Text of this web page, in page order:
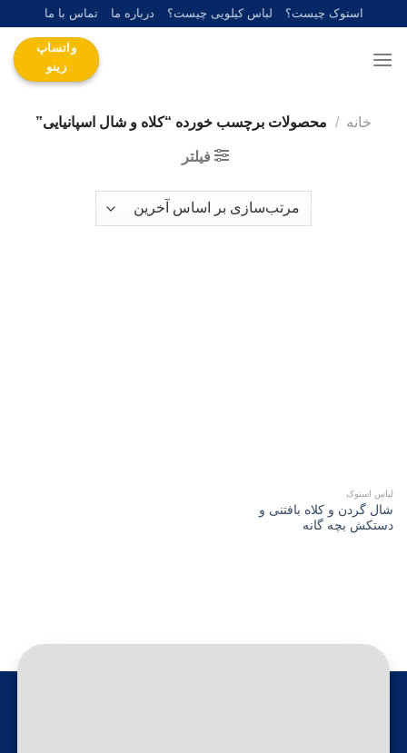
content
استوک چیست؟ لباس کیلویی چیست؟ درباره ما تماس با ما
واتساپ
زینو
خانه / محصولات برچسب خورده “کلاه و شال اسپانیایی”
فیلتر
لباس استوک
شال گردن و کلاه بافتنی و
دستکش بچه گانه